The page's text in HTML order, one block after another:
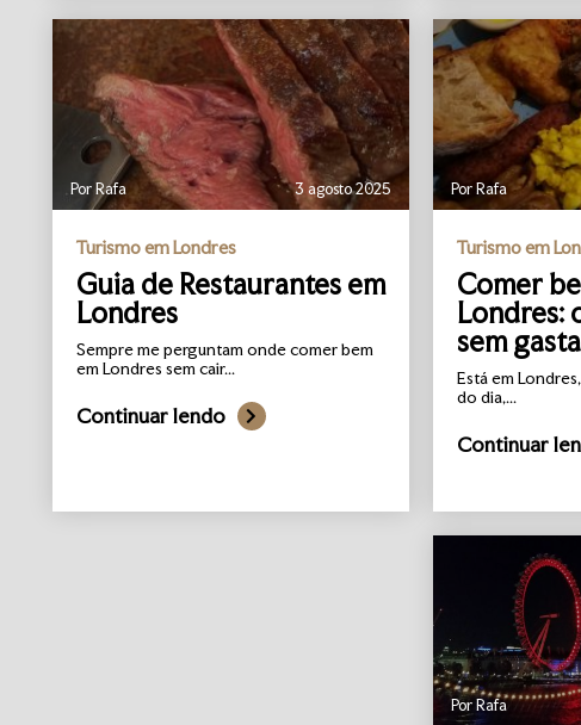
Por Rafa 3 agosto 2025
Turismo em Londres
Guia de Restaurantes em
Londres
Sempre me perguntam onde comer bem
em Londres sem cair...
Continuar lendo
Por Rafa
Turismo em
Comer
Londres:
sem
Está em
do dia,...
Continuar
Por Rafa